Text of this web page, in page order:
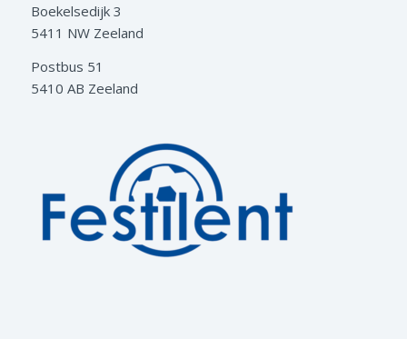
Boekelsedijk 3
5411 NW Zeeland
Postbus 51
5410 AB Zeeland